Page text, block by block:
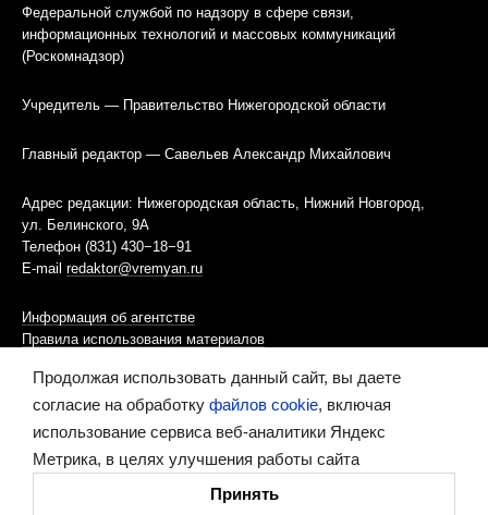
Федеральной службой по надзору в сфере связи,
информационных технологий и массовых коммуникаций
(Роскомнадзор)
Учредитель — Правительство Нижегородской области
Главный редактор — Савельев Александр Михайлович
Адрес редакции: Нижегородская область, Нижний Новгород,
ул. Белинского, 9А
Телефон (831) 430−18−91
E-mail redaktor@vremyan.ru
Информация об агентстве
Правила использования материалов
Информационная политика использования «cookies»-файлов
Ресурс содержит материалы 16+
Продолжая использовать данный сайт, вы даете
согласие на обработку файлов cookie, включая
использование сервиса веб-аналитики Яндекс
Метрика, в целях улучшения работы сайта
Принять